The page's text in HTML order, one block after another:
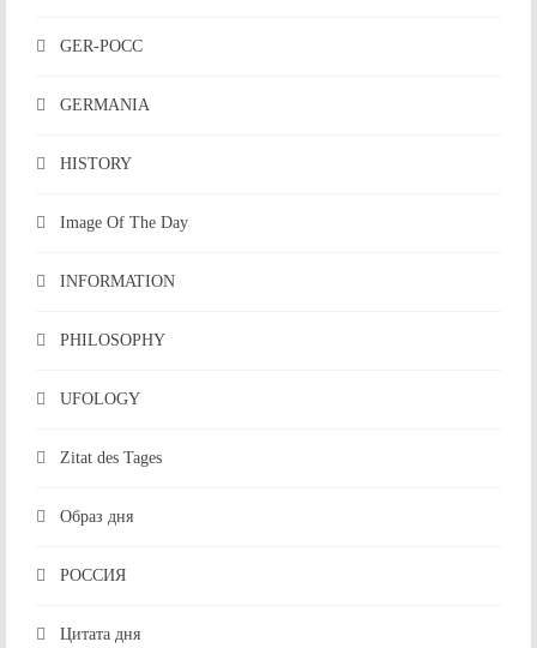
GER-POCC
GERMANIA
HISTORY
Image Of The Day
INFORMATION
PHILOSOPHY
UFOLOGY
Zitat des Tages
Образ дня
РОССИЯ
Цитата дня